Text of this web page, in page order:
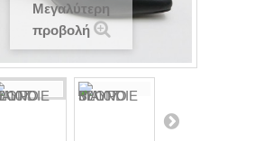
Μεγαλύτερη
προβολή